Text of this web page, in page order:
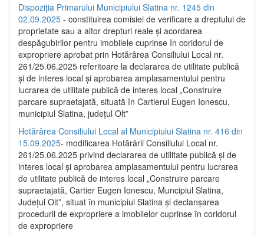
Dispoziția Primarului Municipiului Slatina nr. 1245 din
02.09.2025 - constituirea comisiei de verificare a dreptului de
proprietate sau a altor drepturi reale și acordarea
despăgubirilor pentru imobilele cuprinse în coridorul de
expropriere aprobat prin Hotărârea Consiliului Local nr.
261/25.06.2025 referitoare la declararea de utilitate publică
și de interes local și aprobarea amplasamentului pentru
lucrarea de utilitate publică de interes local „Construire
parcare supraetajată, situată în Cartierul Eugen Ionescu,
municipiul Slatina, județul Olt”
Hotărârea Consiliului Local al Municipiului Slatina nr. 416 din
15.09.2025- modificarea Hotărârii Consiliului Local nr.
261/25.06.2025 privind declararea de utilitate publică și de
interes local și aprobarea amplasamentului pentru lucrarea
de utilitate publică de interes local „Construire parcare
supraetajată, Cartier Eugen Ionescu, Muncipiul Slatina,
Județul Olt”, situat în municipiul Slatina și declanșarea
procedurii de expropriere a imobilelor cuprinse în coridorul
de expropriere